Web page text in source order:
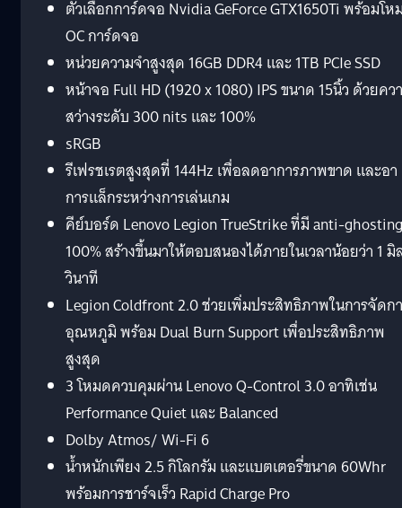
ตัวเลือกการ์ดจอ Nvidia GeForce GTX1650Ti พร้อมโ
OC การ์ดจอ
หน่วยความจำสูงสุด 16GB DDR4 และ 1TB PCIe SSD
หน้าจอ Full HD (1920 x 1080) IPS ขนาด 15นิ้ว ด้วยคว
สว่างระดับ 300 nits และ 100%
sRGB
รีเฟรชเรตสูงสุดที่ 144Hz เพื่อลดอาการภาพขาด และอา
การแล็กระหว่างการเล่นเกม
คีย์บอร์ด Lenovo Legion TrueStrike ที่มี anti-ghosting
100% สร้างขึ้นมาให้ตอบสนองได้ภายในเวลาน้อยว่า 1
วินาที
Legion Coldfront 2.0 ช่วยเพิ่มประสิทธิภาพในการจัดก
อุณหภูมิ พร้อม Dual Burn Support เพื่อประสิทธิภาพ
สูงสุด
3 โหมดควบคุมผ่าน Lenovo Q-Control 3.0 อาทิเช่น
Performance Quiet และ Balanced
Dolby Atmos/ Wi-Fi 6
น้ำหนักเพียง 2.5 กิโลกรัม และแบตเตอรี่ขนาด 60Whr
พร้อมการชาร์จเร็ว Rapid Charge Pro